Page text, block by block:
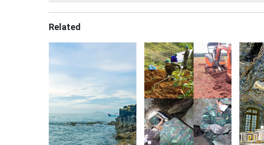
Related